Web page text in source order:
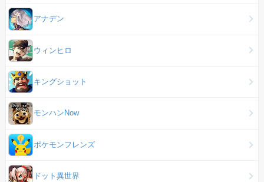
アナデン
ウィンヒロ
キングショット
モンハンNow
ポケモンフレンズ
ドット異世界